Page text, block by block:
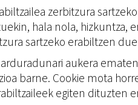
zerbitzura
hala nola,
sartzeko erabiltzen
aukera
barne. Cookie mota
egiten dituzten